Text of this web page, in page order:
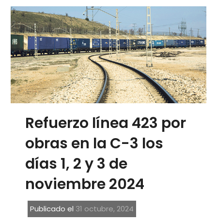
Refuerzo línea 423 por
obras en la C-3 los
días 1, 2 y 3 de
noviembre 2024
Publicado el 31 octubre, 2024